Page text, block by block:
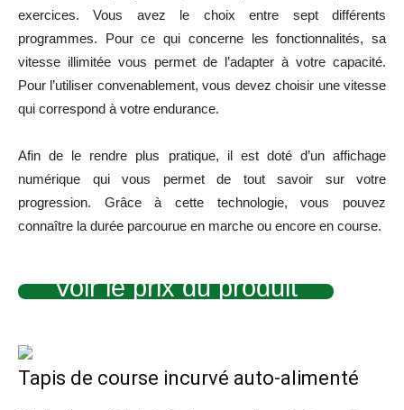
exercices.Vous avez le choix entre sept différents
programmes. Pour ce qui concerne les fonctionnalités, sa
vitesse illimitée vous permet de l’adapter à votre capacité.
Pour l’utiliser convenablement, vous devez choisir une vitesse
qui correspond à votre endurance.
Afin de le rendre plus pratique, ilest doté d’un affichage
numérique qui vous permet de tout savoir sur votre
progression. Grâce à cette technologie, vous pouvez
connaître la durée parcourue en marche ou encore en course.
Voir le prix du produit
Tapis de course incurvé auto-alimenté